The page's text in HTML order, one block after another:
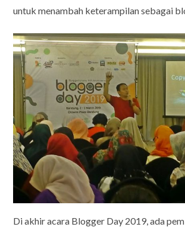
untuk menambah keterampilan sebagai
Di akhir acara Blogger Day 2019, ada